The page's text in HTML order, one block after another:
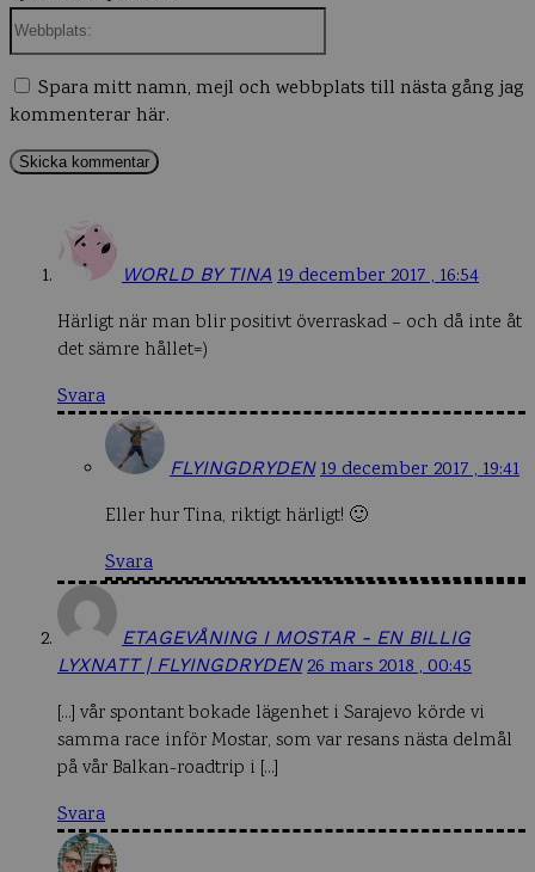
WORLD BY TINA 19 december 2017 , 16:54
Härligt när man blir positivt överraskad – och då inte åt
det sämre hållet=)
Svara
FLYINGDRYDEN 19 december 2017 , 19:41
Eller hur Tina, riktigt härligt! 🙂
Svara
ETAGEVÅNING I MOSTAR - EN BILLIG
LYXNATT | FLYINGDRYDEN 26 mars 2018 , 00:45
[…] vår spontant bokade lägenhet i Sarajevo körde vi
samma race inför Mostar, som var resans nästa delmål
på vår Balkan-roadtrip i […]
Svara
Spara mitt namn, mejl och webbplats till nästa gång jag
kommenterar här.